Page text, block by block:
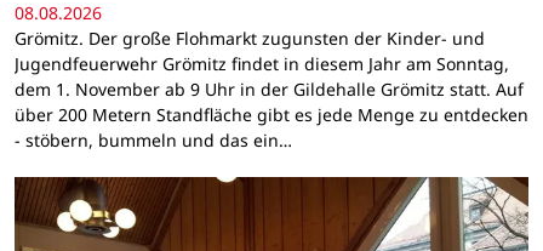
08.08.2026
Grömitz. Der große Flohmarkt zugunsten der Kinder- und
Jugendfeuerwehr Grömitz findet in diesem Jahr am Sonntag,
dem 1. November ab 9 Uhr in der Gildehalle Grömitz statt. Auf
über 200 Metern Standfläche gibt es jede Menge zu entdecken
- stöbern, bummeln und das ein…